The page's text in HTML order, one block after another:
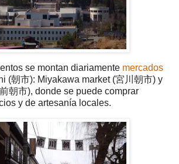
se montan diariamente mercados
(朝市): Miyakawa market (宮川朝市) y
朝市), donde se puede comprar
y de artesanía locales.